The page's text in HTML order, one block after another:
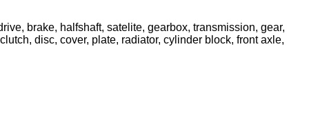
brake, halfshaft, satelite, gearbox, transmission, gear,
disc, cover, plate, radiator, cylinder block, front axle,